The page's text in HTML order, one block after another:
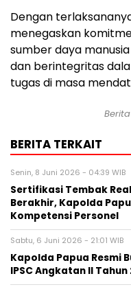
Dengan
menegaskan
sumber daya
dan berintegritas
tugas di masa
BERITA TERKAIT
Senin, 8 Juni 2026 - 04:39 WIB
Sertifikasi Tembak
Berakhir, Kapolda
Kompetensi Personel
Sabtu, 6 Juni 2026 - 21:01 WIB
Kapolda Papua Resmi
IPSC Angkatan II Tahun